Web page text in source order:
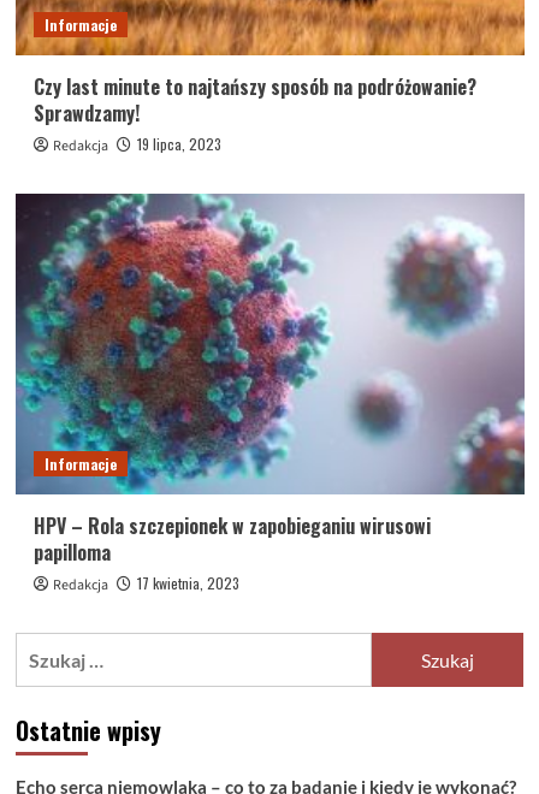
Informacje
Czy last minute to najtańszy sposób na podróżowanie?
Sprawdzamy!
Redakcja 19 lipca, 2023
Informacje
HPV – Rola szczepionek w zapobieganiu wirusowi
papilloma
Redakcja 17 kwietnia, 2023
Ostatnie wpisy
Echo serca niemowlaka – co to za badanie i kiedy je wykonać?